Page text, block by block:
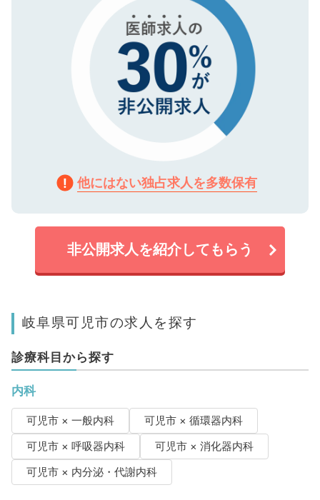
他にはない独占求人を多数保有
非公開求人を紹介してもらう
岐阜県可児市の求人を探す
診療科目から探す
内科
可児市 × 一般内科
可児市 × 循環器内科
可児市 × 呼吸器内科
可児市 × 消化器内科
可児市 × 内分泌・代謝内科